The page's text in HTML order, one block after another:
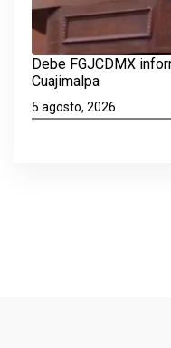
Debe FGJCDMX
Cuajimalpa
5 agosto, 2026